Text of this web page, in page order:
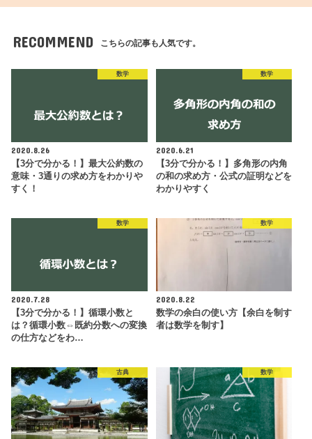
RECOMMEND こちらの記事も人気です。
数学
2020.8.26
【3分で分かる！】最大公約数の
意味・3通りの求め方をわかりや
すく！
数学
2020.6.21
【3分で分かる！】多角形の内角
の和の求め方・公式の証明などを
わかりやすく
数学
2020.7.28
【3分で分かる！】循環小数と
は？循環小数⇔既約分数への変換
の仕方などをわ…
数学
2020.8.22
数学の余白の使い方【余白を制す
者は数学を制す】
古典 数学